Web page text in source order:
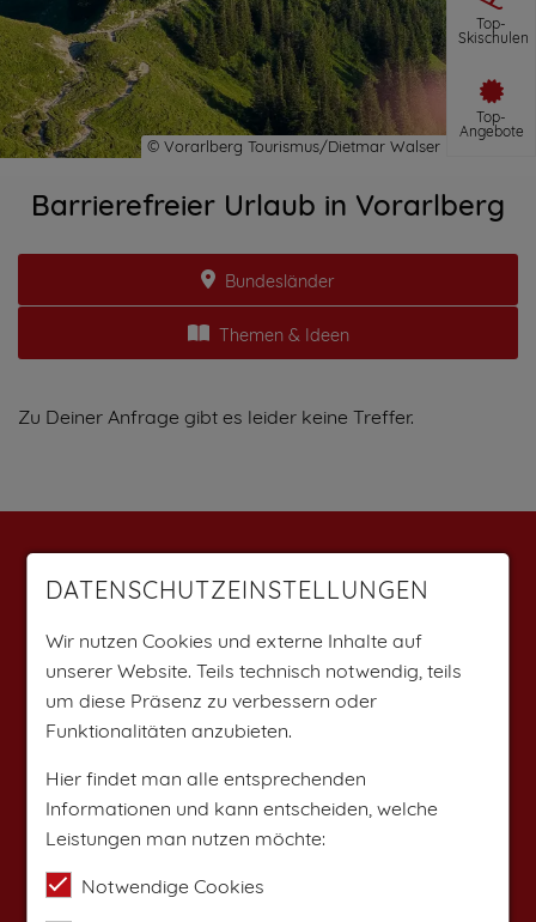
Top-
Skischulen
Top-
Angebote
Barrierefreier Urlaub in Vorarlberg
Bundesländer
Themen & Ideen
Zu Deiner Anfrage gibt es leider keine Treffer.
DATENSCHUTZEINSTELLUNGEN
Wir nutzen Cookies und externe Inhalte auf
unserer Website. Teils technisch notwendig, teils
um diese Präsenz zu verbessern oder
Funktionalitäten anzubieten.
Hier findet man alle entsprechenden
Informationen und kann entscheiden, welche
Leistungen man nutzen möchte:
Notwendige Cookies